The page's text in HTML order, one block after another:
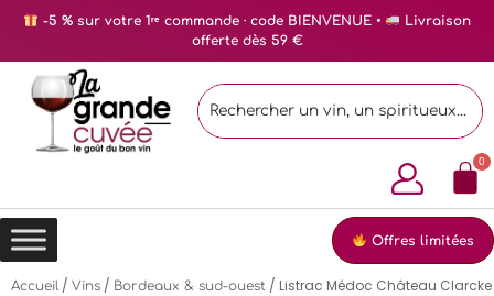
-5 % sur votre 1ʳᵉ commande · code BIENVENUE •
Livraison
offerte dès 59 €
Offres limitées
Accueil / Vins / Bordeaux & sud-ouest / Listrac Médoc Château Clarcke